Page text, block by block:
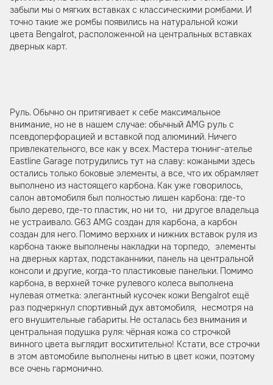
забыли мы о мягких вставках с классическими ромбами. И
точно такие же ромбы появились на натуральной кожи
цвета Bengalrot, расположенной на центральных вставках
дверных карт.
Руль. Обычно он притягивает к себе максимальное
внимание, но не в нашем случае: обычный AMG руль с
псевдоперфорацией и вставкой под алюминий. Ничего
привлекательного, все как у всех. Мастера тюнинг-ателье
Eastline Garage потрудились тут на славу: кожаными здесь
остались только боковые элементы, а все, что их обрамляет
выполнено из настоящего карбона. Как уже говорилось,
салон автомобиля был полностью лишен карбона: где-то
было дерево, где-то пластик, но ни то, ни другое владельца
не устраивало. G63 AMG создан для карбона, а карбон
создан для него. Помимо верхних и нижних вставок руля из
карбона также выполнены накладки на торпедо, элементы
на дверных картах, подстаканники, панель на центральной
консоли и другие, когда-то пластиковые панельки. Помимо
карбона, в верхней точке рулевого колеса выполнена
нулевая отметка: элегантный кусочек кожи Bengalrot ещё
раз подчеркнул спортивный дух автомобиля, несмотря на
его внушительные габариты. Не осталась без внимания и
центральная подушка руля: чёрная кожа со строчкой
винного цвета выглядит восхитительно! Кстати, все строчки
в этом автомобиле выполнены нитью в цвет кожи, поэтому
все очень гармонично.